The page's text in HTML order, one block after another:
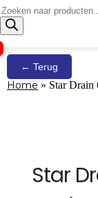
Producten
zoeken
← Terug
Home » Star
Star